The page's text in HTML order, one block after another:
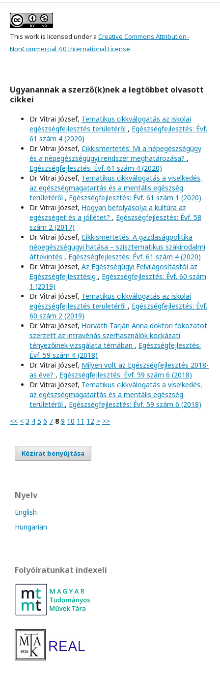
This work is licensed under a Creative Commons Attribution-
NonCommercial 4.0 International License.
Ugyanannak a szerző(k)nek a legtöbbet olvasott
cikkei
Dr. Vitrai József, Tematikus cikkválogatás az iskolai
egészségfejlesztés területéről , Egészségfejlesztés: Évf.
61 szám 4 (2020)
Dr. Vitrai József, Cikkismertetés: Mi a népegészségügy
és a népegészségügyi rendszer meghatározása? ,
Egészségfejlesztés: Évf. 61 szám 4 (2020)
Dr. Vitrai József, Tematikus cikkválogatás a viselkedés,
az egészségmagatartás és a mentális egészség
területéről , Egészségfejlesztés: Évf. 61 szám 1 (2020)
Dr. Vitrai József, Hogyan befolyásolja a kultúra az
egészséget és a jóllétet? , Egészségfejlesztés: Évf. 58
szám 2 (2017)
Dr. Vitrai József, Cikkismertetés: A gazdaságpolitika
népegészségügyi hatása – szisztematikus szakirodalmi
áttekintés , Egészségfejlesztés: Évf. 61 szám 4 (2020)
Dr. Vitrai József, Az Egészségügyi Felvilágosítástól az
Egészségfejlesztésig , Egészségfejlesztés: Évf. 60 szám
1 (2019)
Dr. Vitrai József, Tematikus cikkválogatás az iskolai
egészségfejlesztés területéről , Egészségfejlesztés: Évf.
60 szám 2 (2019)
Dr. Vitrai József, Horváth-Tarján Anna doktori fokozatot
szerzett az intravénás szerhasználók kockázati
tényezőinek vizsgálata témában , Egészségfejlesztés:
Évf. 59 szám 4 (2018)
Dr. Vitrai József, Milyen volt az Egészségfejlesztés 2018-
as éve? , Egészségfejlesztés: Évf. 59 szám 6 (2018)
Dr. Vitrai József, Tematikus cikkválogatás a viselkedés,
az egészségmagatartás és a mentális egészség
területéről , Egészségfejlesztés: Évf. 59 szám 6 (2018)
<< < 3 4 5 6 7 8 9 10 11 12 > >>
Kézirat benyújtása
Nyelv
English
Hungarian
Folyóiratunkat indexeli